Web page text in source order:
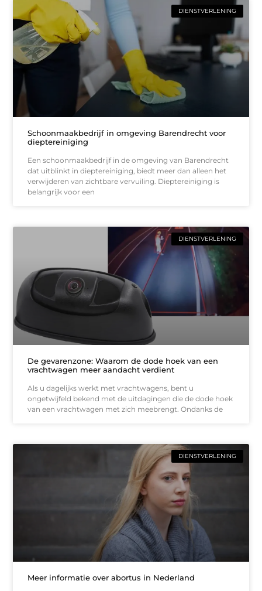
DIENSTVERLENING
Schoonmaakbedrijf in omgeving Barendrecht voor
dieptereiniging
Een schoonmaakbedrijf in de omgeving van Barendrecht
dat uitblinkt in dieptereiniging, biedt meer dan alleen het
verwijderen van zichtbare vervuiling. Dieptereiniging is
belangrijk voor een
DIENSTVERLENING
De gevarenzone: Waarom de dode hoek van een
vrachtwagen meer aandacht verdient
Als u dagelijks werkt met vrachtwagens, bent u
ongetwijfeld bekend met de uitdagingen die de dode hoek
van een vrachtwagen met zich meebrengt. Ondanks de
DIENSTVERLENING
Meer informatie over abortus in Nederland